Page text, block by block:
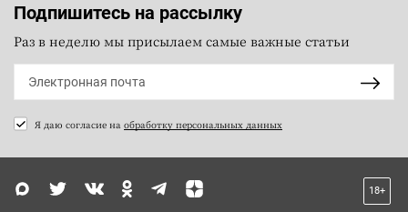
Подпишитесь на рассылку
Раз в неделю мы присылаем самые важные статьи
Я даю согласие на обработку персональных данных
18+